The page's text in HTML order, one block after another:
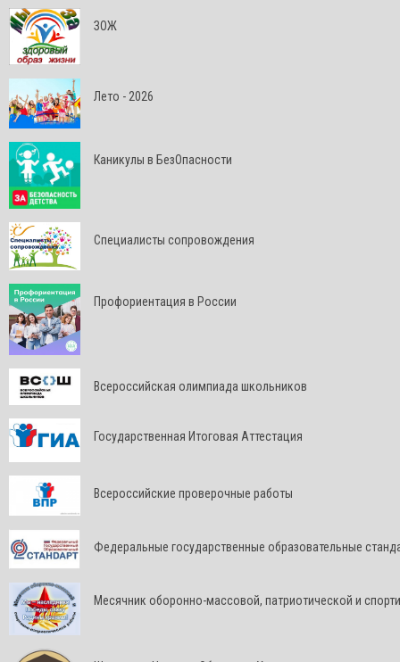
ЗОЖ
Лето - 2026
Каникулы в БезОпасности
Специалисты сопровождения
Профориентация в России
Всероссийская олимпиада школьников
Государственная Итоговая Аттестация
Всероссийские проверочные работы
Федеральные государственные образовательные
Месячник оборонно-массовой, патриотической и